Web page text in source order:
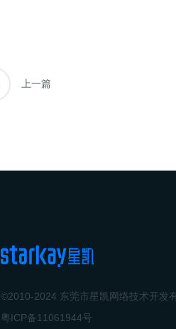
上一篇
©2010-2024 东莞市星凯网络技术开发
粤ICP备11061944号